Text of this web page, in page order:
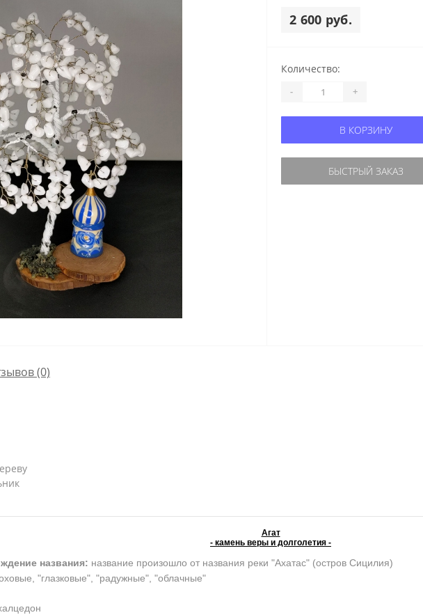
2 600 руб.
Количество:
- +
В КОРЗИНУ
БЫСТРЫЙ ЗАКАЗ
(0)
Агат
- камень веры и долголетия -
названия: название произошло от названия реки "Ахатас" (остров Сицилия)
"глазковые", "радужные", "облачные"